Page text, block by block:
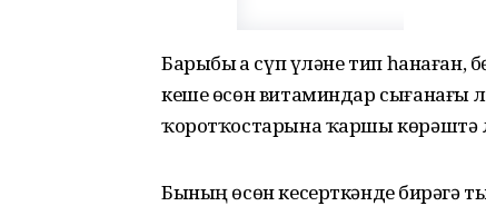
Барыбыҙ ҙа сүп үләне тип һанаған,
кеше өсөн витаминдар сығанағы
ҡоротҡостарына ҡаршы
Бының өсөн кесерткәнде